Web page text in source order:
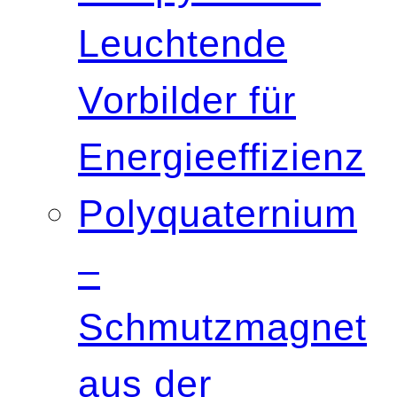
Leuchtende
Vorbilder für
Energieeffizienz
Polyquaternium
–
Schmutzmagnet
aus der